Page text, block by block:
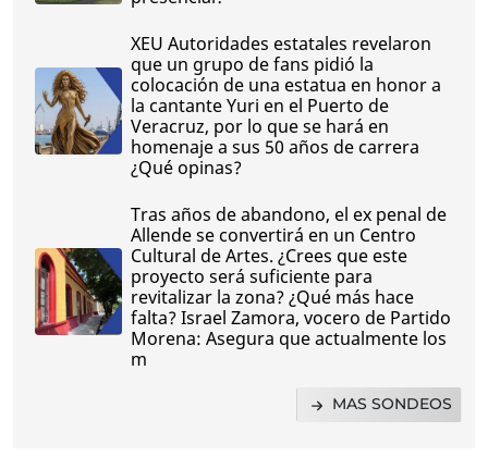
XEU Autoridades estatales revelaron
que un grupo de fans pidió la
colocación de una estatua en honor a
la cantante Yuri en el Puerto de
Veracruz, por lo que se hará en
homenaje a sus 50 años de carrera
¿Qué opinas?
Tras años de abandono, el ex penal de
Allende se convertirá en un Centro
Cultural de Artes. ¿Crees que este
proyecto será suficiente para
revitalizar la zona? ¿Qué más hace
falta? Israel Zamora, vocero de Partido
Morena: Asegura que actualmente los
m
MAS SONDEOS